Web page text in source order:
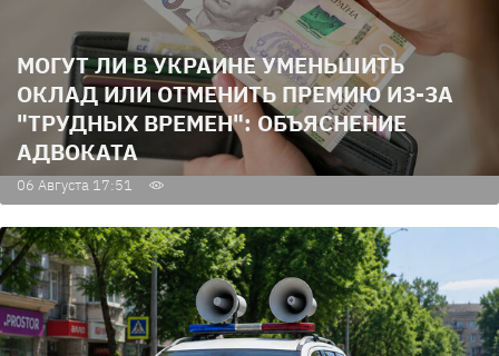
МОГУТ ЛИ В УКРАИНЕ УМЕНЬШИТЬ
ОКЛАД ИЛИ ОТМЕНИТЬ ПРЕМИЮ ИЗ-ЗА
"ТРУДНЫХ ВРЕМЕН": ОБЪЯСНЕНИЕ
АДВОКАТА
06 Августа 17:51